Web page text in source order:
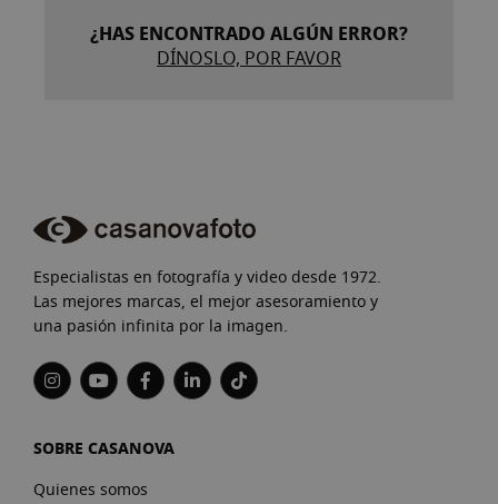
¿HAS ENCONTRADO ALGÚN ERROR?
DÍNOSLO, POR FAVOR
Especialistas en fotografía y video desde 1972.
Las mejores marcas, el mejor asesoramiento y
una pasión infinita por la imagen.
SOBRE CASANOVA
Quienes somos